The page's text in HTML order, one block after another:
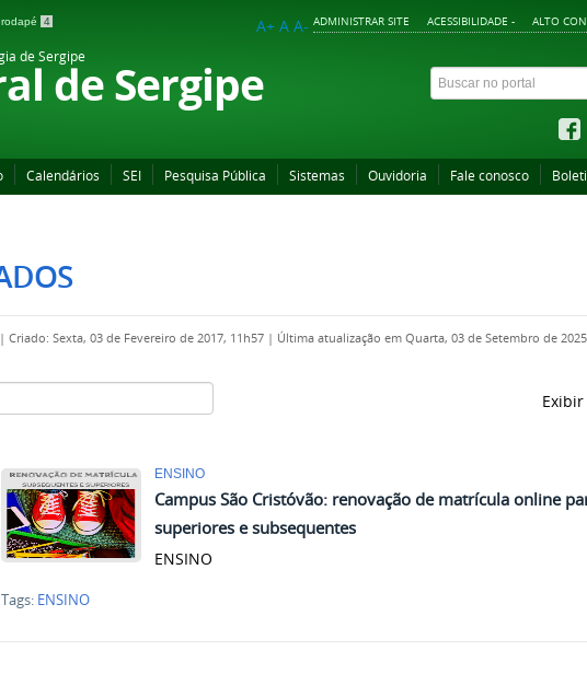
4 ADMINISTRAR SITE ACESSIBILIDADE - ALTO
A+ A A-
de Sergipe
de Sergipe
Calendários SEI Pesquisa Pública Sistemas Ouvidoria Fale conosco
| Criado: Sexta, 03 de Fevereiro de 2017, 11h57 | Última atualização em Quarta, 03 de Setembro de
ENSINO
Campus São Cristóvão: renovação de matrícula online
superiores e subsequentes
ENSINO
Tags: ENSINO